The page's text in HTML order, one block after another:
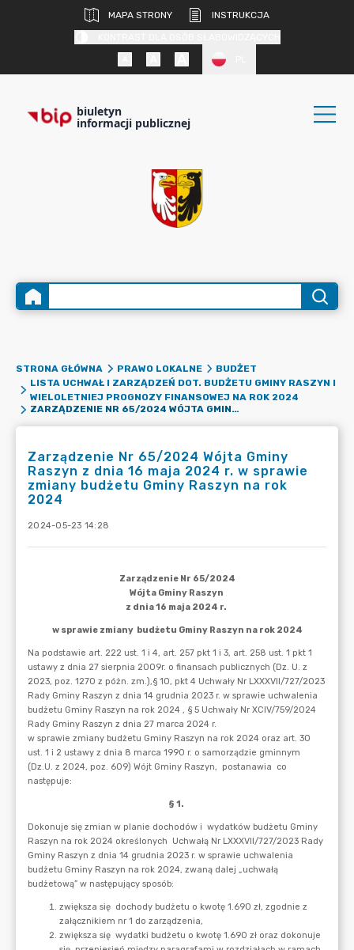
MAPA STRONY
INSTRUKCJA
biuletyn
informacji publicznej
STRONA GŁÓWNA PRAWO LOKALNE
BUDŻET
LISTA UCHWAŁ I ZARZĄDZEŃ DOT. BUDŻETU GMINY RASZYN I
WIELOLETNIEJ PROGNOZY FINANSOWEJ NA ROK 2024
ZARZĄDZENIE NR 65/2024 WÓJTA GMINY RASZYN Z DNIA 16 MAJA 2024 R. W SPRAWIE ZMIANY BUDŻETU GMINY RASZYN NA ROK 2024
Zarządzenie Nr 65/2024 Wójta Gminy
Raszyn z dnia 16 maja 2024 r. w sprawie
zmiany budżetu Gminy Raszyn na rok
2024
2024-05-23 14:28